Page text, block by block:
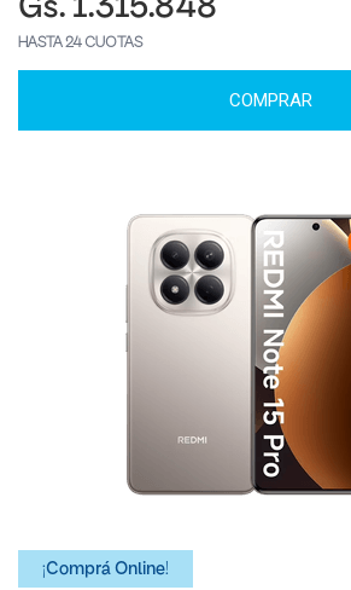
Gs. 1.315.848
HASTA 24 CUOTAS
COMPRAR
¡Comprá Online!